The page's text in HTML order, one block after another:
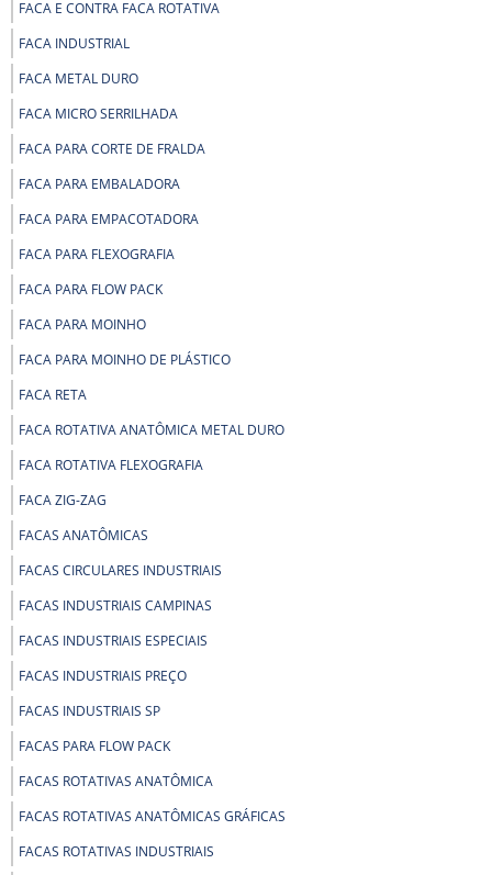
FACA E CONTRA FACA ROTATIVA
FACA INDUSTRIAL
FACA METAL DURO
FACA MICRO SERRILHADA
FACA PARA CORTE DE FRALDA
FACA PARA EMBALADORA
FACA PARA EMPACOTADORA
FACA PARA FLEXOGRAFIA
FACA PARA FLOW PACK
FACA PARA MOINHO
FACA PARA MOINHO DE PLÁSTICO
FACA RETA
FACA ROTATIVA ANATÔMICA METAL DURO
FACA ROTATIVA FLEXOGRAFIA
FACA ZIG-ZAG
FACAS ANATÔMICAS
FACAS CIRCULARES INDUSTRIAIS
FACAS INDUSTRIAIS CAMPINAS
FACAS INDUSTRIAIS ESPECIAIS
FACAS INDUSTRIAIS PREÇO
FACAS INDUSTRIAIS SP
FACAS PARA FLOW PACK
FACAS ROTATIVAS ANATÔMICA
FACAS ROTATIVAS ANATÔMICAS GRÁFICAS
FACAS ROTATIVAS INDUSTRIAIS